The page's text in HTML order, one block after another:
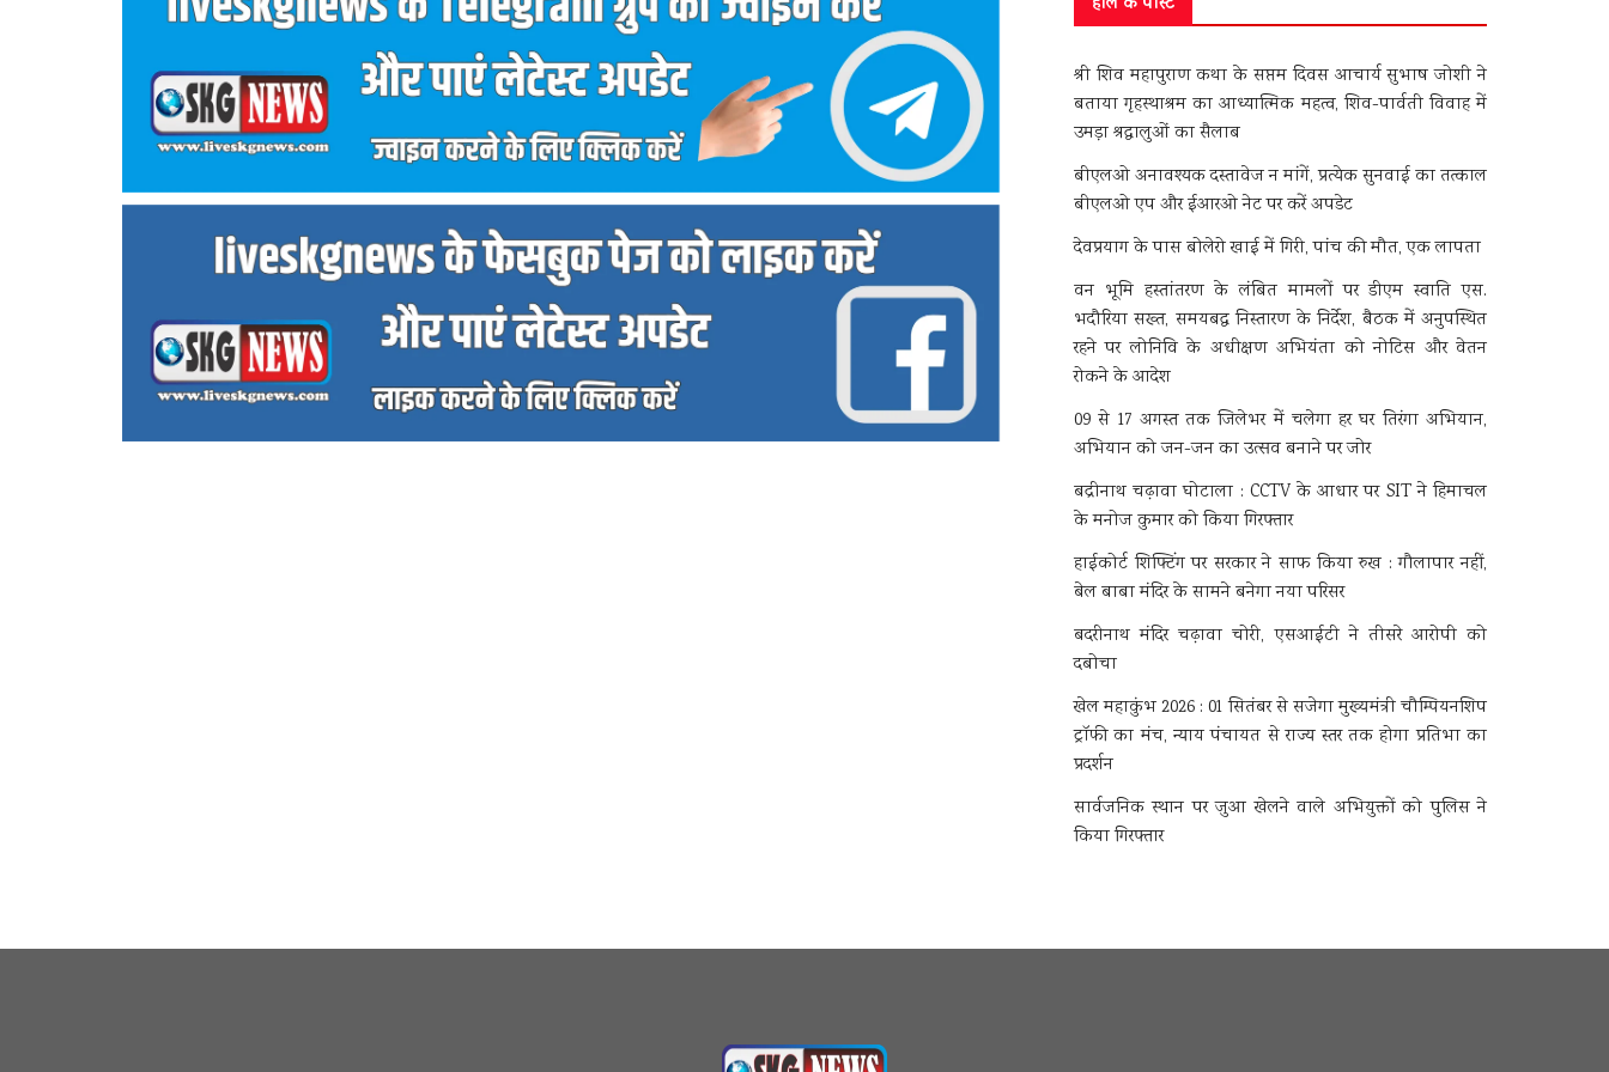
श्री शिव महापुराण कथा के सप्तम दिवस आचार्य सुभाष जोशी ने
बताया गृहस्थाश्रम का आध्यात्मिक महत्व, शिव-पार्वती विवाह में
उमड़ा श्रद्धालुओं का सैलाब
बीएलओ अनावश्यक दस्तावेज न मांगें, प्रत्येक सुनवाई का तत्काल
बीएलओ एप और ईआरओ नेट पर करें अपडेट
देवप्रयाग के पास बोलेरो खाई में गिरी, पांच की मौत, एक लापता
वन भूमि हस्तांतरण के लंबित मामलों पर डीएम स्वाति एस.
भदौरिया सख्त, समयबद्ध निस्तारण के निर्देश, बैठक में अनुपस्थित
रहने पर लोनिवि के अधीक्षण अभियंता को नोटिस और वेतन
रोकने के आदेश
09 से 17 अगस्त तक जिलेभर में चलेगा हर घर तिरंगा अभियान,
अभियान को जन-जन का उत्सव बनाने पर जोर
बद्रीनाथ चढ़ावा घोटाला : CCTV के आधार पर SIT ने हिमाचल
के मनोज कुमार को किया गिरफ्तार
हाईकोर्ट शिफ्टिंग पर सरकार ने साफ किया रुख : गौलापार नहीं,
बेल बाबा मंदिर के सामने बनेगा नया परिसर
बदरीनाथ मंदिर चढ़ावा चोरी, एसआईटी ने तीसरे आरोपी को
दबोचा
खेल महाकुंभ 2026 : 01 सितंबर से सजेगा मुख्यमंत्री चौम्पियनशिप
ट्रॉफी का मंच, न्याय पंचायत से राज्य स्तर तक होगा प्रतिभा का
प्रदर्शन
सार्वजनिक स्थान पर जुआ खेलने वाले अभियुक्तों को पुलिस ने
किया गिरफ्तार